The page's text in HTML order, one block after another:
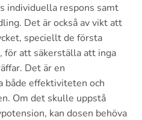
individuella respons samt
Det är också av vikt att
speciellt de första
för att säkerställa att inga
Det är en
både effektiviteten och
Om det skulle uppstå
kan dosen behöva